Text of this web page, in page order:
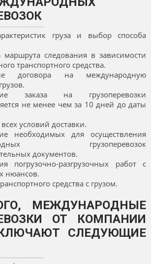
груза и выбор способа
маршрута следования в зависимости
транспортного средства.
договора на международную
заказа на грузоперевозки
не менее чем за 10 дней до даты
условий доставки.
необходимых для осуществления
грузоперевозок
документов.
погрузочно-разгрузочных работ с
нюансов.
средства с грузом.
МЕЖДУНАРОДНЫЕ
ОТ КОМПАНИИ
СЛЕДУЮЩИЕ